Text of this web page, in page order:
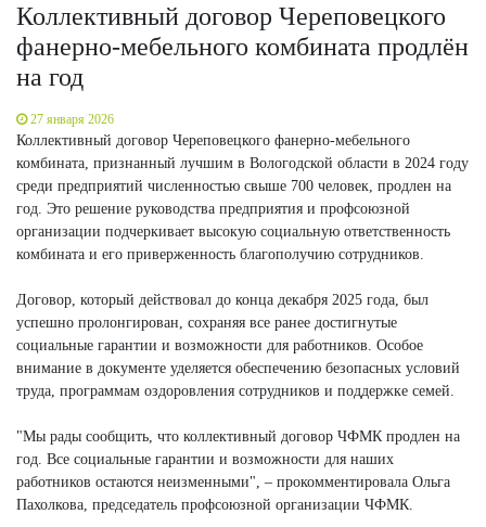
Коллективный договор Череповецкого
фанерно-мебельного комбината продлён
на год
27 января 2026
Коллективный договор Череповецкого фанерно-мебельного
комбината, признанный лучшим в Вологодской области в 2024 году
среди предприятий численностью свыше 700 человек, продлен на
год. Это решение руководства предприятия и профсоюзной
организации подчеркивает высокую социальную ответственность
комбината и его приверженность благополучию сотрудников.
Договор, который действовал до конца декабря 2025 года, был
успешно пролонгирован, сохраняя все ранее достигнутые
социальные гарантии и возможности для работников. Особое
внимание в документе уделяется обеспечению безопасных условий
труда, программам оздоровления сотрудников и поддержке семей.
"Мы рады сообщить, что коллективный договор ЧФМК продлен на
год. Все социальные гарантии и возможности для наших
работников остаются неизменными", – прокомментировала Ольга
Пахолкова, председатель профсоюзной организации ЧФМК.